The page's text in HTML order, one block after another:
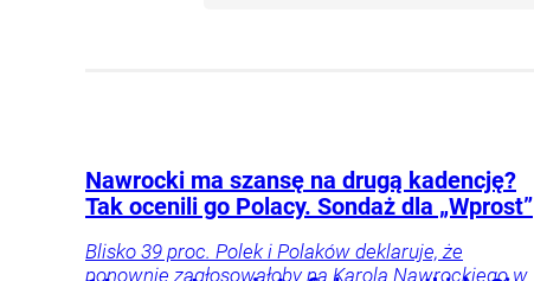
Nawrocki ma szansę na drugą kadencję?
Tak ocenili go Polacy. Sondaż dla „Wprost”
Blisko 39 proc. Polek i Polaków deklaruje, że
ponownie zagłosowałoby na Karola Nawrockiego w